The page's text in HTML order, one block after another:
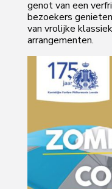
genot van een
bezoekers
van vrolijke
arrangementen.